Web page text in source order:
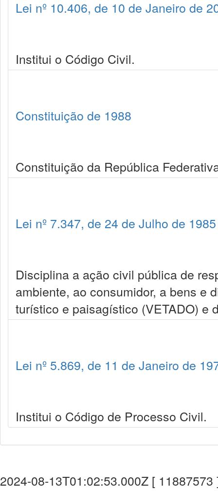
Lei nº 10.406, de 10 de Janeiro de
Institui o Código Civil.
Constituição de 1988
Constituição da República
Lei nº 7.347, de 24 de Julho de 1985
Disciplina a ação civil pública de
ambiente, ao consumidor, a bens e
turístico e paisagístico (VETADO) e
Lei nº 5.869, de 11 de Janeiro de
Institui o Código de Processo Civil.
2024-08-13T01:02:53.000Z [ 11887573